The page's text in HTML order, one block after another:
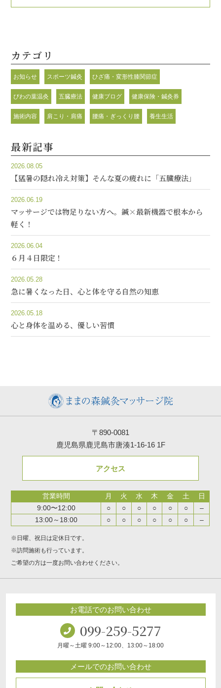
カテゴリ
お知らせ スポーツ鍼灸 ひざ痛・変形性膝関節症
びわの葉温灸 五臓療法 健康ブログ 健康保険・鍼灸券
施術内容 肩こり・肩痛 腰痛・ぎっくり腰 養生生活
最新記事
2026.08.05
【猛暑の隠れ冷え対策】そんな夏の疲れに「五臓療法」
2026.06.19
マッサージでは物足りない方へ。鍼×最新機器で根本から
軽く！
2026.06.04
６月４日限定！
2026.05.28
急に暑くなった日、心と体を守る自然の知恵
2026.05.18
心と身体を温める、優しい習慣
〒890-0081
鹿児島県鹿児島市唐湊1-16-16 1F
アクセス
営業時間 月 火 水 木 金 土
日
9:00〜12:00
○ ○ ○ ○ ○ ○
–
13:00～18:00
○ ○ ○ ○ ○ ○ –
※日曜、祝日は定休日です。
※訪問施術も行っています。
ご希望の方は一度お問い合わせください。
お電話でのお問い合わせ
099-259-5277
月曜～土曜 9:00～12:00、13:00～18:00
メールでのお問い合わせ